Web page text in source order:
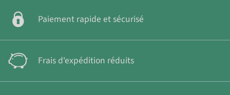
Paiement rapide et sécurisé
Frais d'expédition réduits